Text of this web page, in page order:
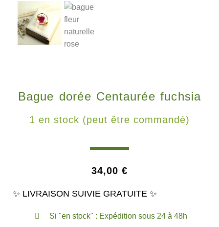
Bague dorée Centaurée fuchsia
1 en stock (peut être commandé)
34,00 €
✨ LIVRAISON SUIVIE GRATUITE ✨
Si "en stock" : Expédition sous 24 à 48h